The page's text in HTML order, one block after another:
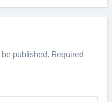
published. Required